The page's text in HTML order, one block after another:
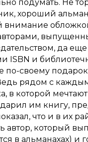
подумать. Не
хороший
внимание
да
ISBN и
по-своему
рядом с
в которой
им книгу,
что и в их
автор, который
в альманахах) и